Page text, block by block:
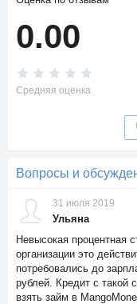
0.00
Средняя оценка
Вопросы и
31 июля 2019
Ульяна
Невысокая процентная
организации это
потребовались до
рублей. Кредит с
взять займ в